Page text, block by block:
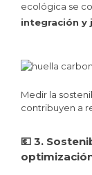
ecológica se
integración y
Medir la
contribuyen a
💶 3.